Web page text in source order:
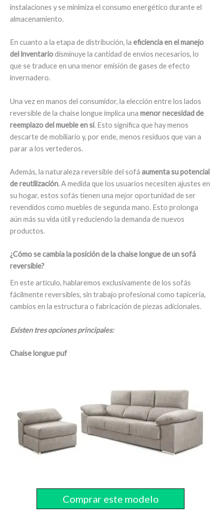
instalaciones y se minimiza el consumo energético durante el
almacenamiento.
En cuanto a la etapa de distribución, la eficiencia en el manejo
del inventariodisminuye la cantidad de envíos necesarios, lo
que se traduce en una menor emisión de gases de efecto
invernadero.
Una vez en manos del consumidor, la elección entre los lados
reversible de la chaise longue implica una menor necesidad de
reemplazo del mueble en sí. Esto significa que hay menos
descarte de mobiliario y, por ende, menos residuos que van a
parar a los vertederos.
Además, la naturaleza reversible del sofá aumenta su potencial
de reutilización. A medida que los usuarios necesiten ajustes en
su hogar, estos sofás tienen una mejor oportunidad de ser
revendidos como muebles de segunda mano. Esto prolonga
aún más su vida útil y reduciendo la demanda de nuevos
productos.
¿Cómo se cambia la posición de la chaise longue de un sofá
reversible?
En este artículo, hablaremos exclusivamente de los sofás
fácilmente reversibles, sin trabajo profesional como tapicería,
cambios en la estructura o fabricación de piezas adicionales.
Existen tres opciones principales:
Chaise longue puf
Comprar este modelo